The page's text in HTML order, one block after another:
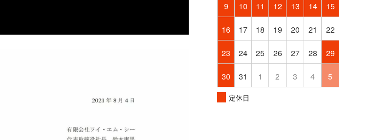
9 10 11 12 13 14 15
16 17 18 19 20 21 22
23 24 25 26 27 28 29
30 31 1 2 3 4 5
定休日